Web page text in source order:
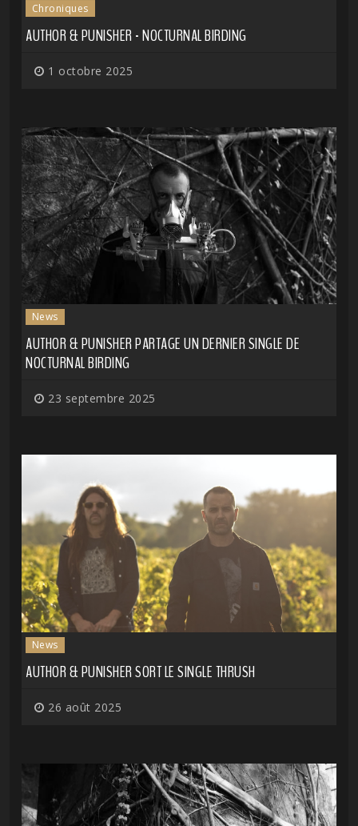
Chroniques
AUTHOR & PUNISHER - NOCTURNAL BIRDING
1 octobre 2025
News
AUTHOR & PUNISHER PARTAGE UN DERNIER SINGLE DE
NOCTURNAL BIRDING
23 septembre 2025
News
AUTHOR & PUNISHER SORT LE SINGLE THRUSH
26 août 2025